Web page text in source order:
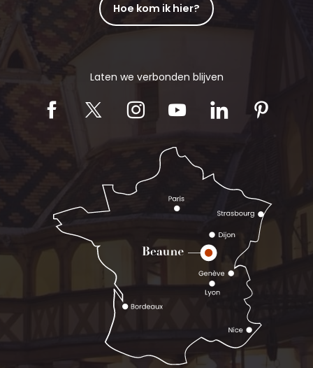
Hoe kom ik hier?
Laten we verbonden blijven